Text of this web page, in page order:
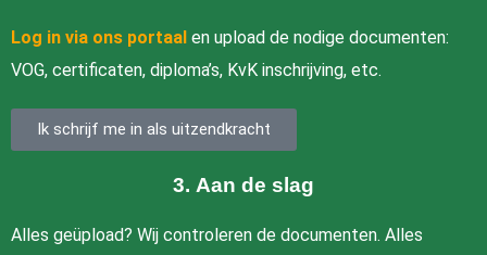
Log in via ons portaal en upload de nodige documenten:
VOG, certificaten, diploma’s, KvK inschrijving, etc.
Ik schrijf me in als uitzendkracht
3. Aan de slag
Alles geüpload? Wij controleren de documenten. Alles